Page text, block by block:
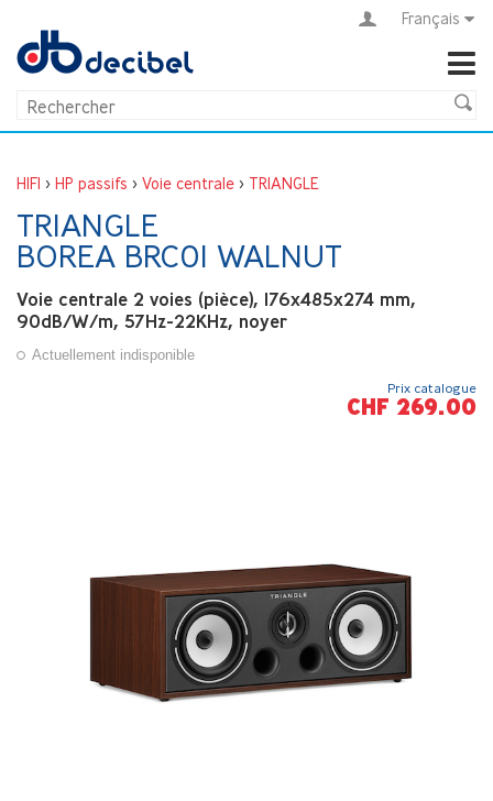
Français
HIFI > HP passifs > Voie centrale > TRIANGLE
TRIANGLE
BOREA BRC01 WALNUT
Voie centrale 2 voies (pièce), 176x485x274 mm,
90dB/W/m, 57Hz-22KHz, noyer
Actuellement indisponible
Prix catalogue
CHF 269.00